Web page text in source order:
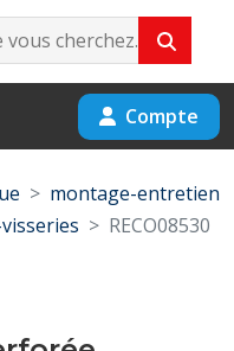
Compte
montage-entretien
RECO08530